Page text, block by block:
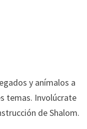
y anímalos a
temas. Involúcrate
de Shalom.